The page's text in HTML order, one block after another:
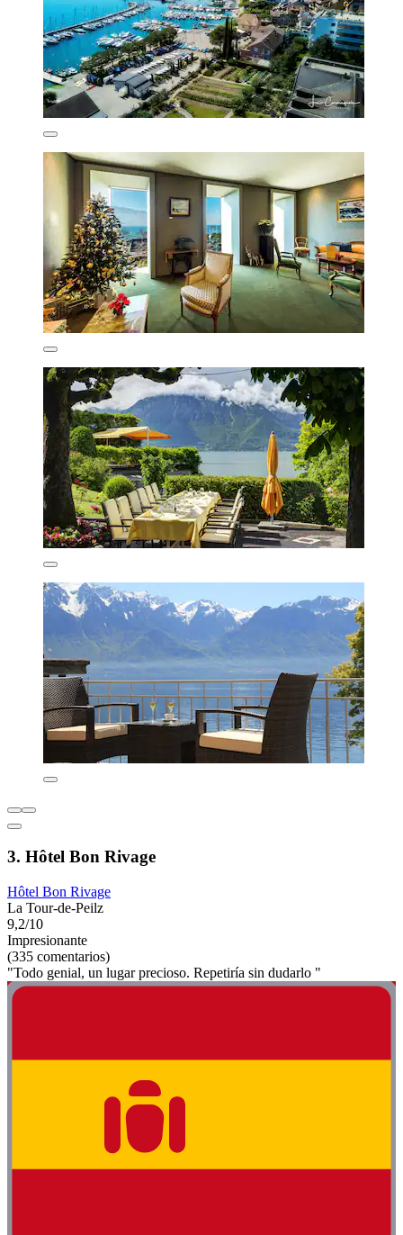
3. Hôtel Bon Rivage
Hôtel Bon Rivage
La Tour-de-Peilz
9,2/10
Impresionante
(335 comentarios)
"Todo genial, un lugar precioso. Repetiría sin dudarlo "